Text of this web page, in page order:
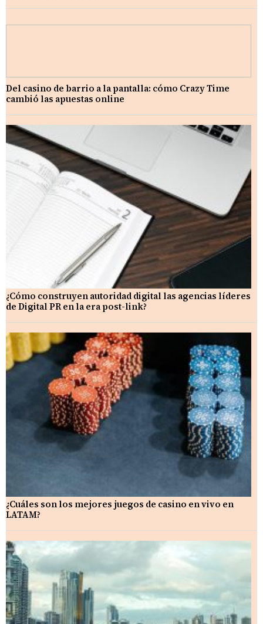
Del casino de barrio a la pantalla: cómo Crazy Time
cambió las apuestas online
¿Cómo construyen autoridad digital las agencias líderes
de Digital PR en la era post-link?
¿Cuáles son los mejores juegos de casino en vivo en
LATAM?